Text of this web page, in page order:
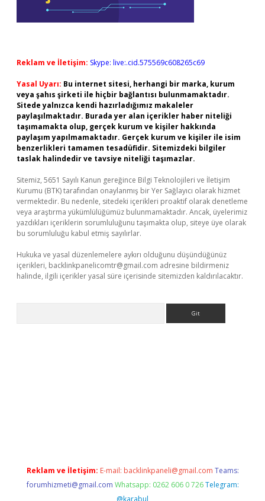
Reklam ve İletişim: Skype: live:.cid.575569c608265c69
Yasal Uyarı: Bu internet sitesi, herhangi bir marka, kurum
veya şahıs şirketi ile hiçbir bağlantısı bulunmamaktadır.
Sitede yalnızca kendi hazırladığımız makaleler
paylaşılmaktadır. Burada yer alan içerikler haber niteliği
taşımamakta olup, gerçek kurum ve kişiler hakkında
paylaşım yapılmamaktadır. Gerçek kurum ve kişiler ile isim
benzerlikleri tamamen tesadüfidir. Sitemizdeki bilgiler
taslak halindedir ve tavsiye niteliği taşımazlar.
Sitemiz, 5651 Sayılı Kanun gereğince Bilgi Teknolojileri ve İletişim
Kurumu (BTK) tarafından onaylanmış bir Yer Sağlayıcı olarak hizmet
vermektedir. Bu nedenle, sitedeki içerikleri proaktif olarak denetleme
veya araştırma yükümlülüğümüz bulunmamaktadır. Ancak, üyelerimiz
yazdıkları içeriklerin sorumluluğunu taşımakta olup, siteye üye olarak
bu sorumluluğu kabul etmiş sayılırlar.
Hukuka ve yasal düzenlemelere aykırı olduğunu düşündüğünüz
içerikleri, backlinkpanelicomtr@gmail.com adresine bildirmeniz
halinde, ilgili içerikler yasal süre içerisinde sitemizden kaldırılacaktır.
Reklam ve İletişim: E-mail: backlinkpaneli@gmail.com Teams:
forumhizmeti@gmail.com Whatsapp: 0262 606 0 726 Telegram:
@karabul